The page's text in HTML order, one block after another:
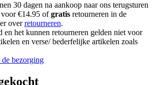
30 dagen na aankoop naar ons terugsturen
€14.95 ofgratis retourneren in de
overretourneren.
en het kunnen retourneren gelden niet voor
en verse/ bederfelijke artikelen zoals
bezorging